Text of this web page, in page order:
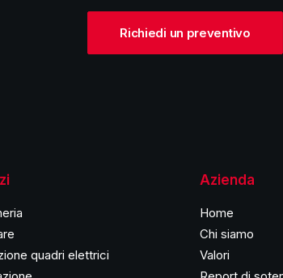
Richiedi un preventivo
quadri elettrici
Azienda
Home
Chi siamo
Valori